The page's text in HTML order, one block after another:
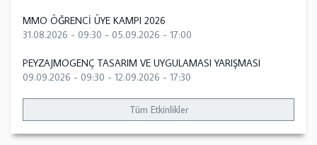
MMO ÖĞRENCİ ÜYE KAMPI 2026
31.08.2026 - 09:30 - 05.09.2026 - 17:00
PEYZAJMOGENÇ TASARIM VE UYGULAMASI YARIŞMASI
09.09.2026 - 09:30 - 12.09.2026 - 17:30
Tüm Etkinlikler